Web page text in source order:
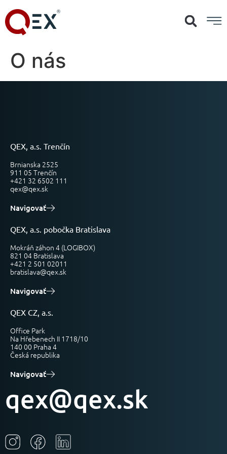
O nás
QEX, a.s. Trenčín
Brnianska 2525
911 05 Trenčín
+421 32 6502 111
qex@qex.sk
Navigovať
QEX, a.s. pobočka Bratislava
Mokráň záhon 4 (LOGIBOX)
821 04 Bratislava
+421 2 501 02011
bratislava@qex.sk
Navigovať
QEX CZ, a.s.
Office Park
Na Hřebenech II 1718/10
140 00 Praha 4
Česká republika
Navigovať
qex@qex.sk